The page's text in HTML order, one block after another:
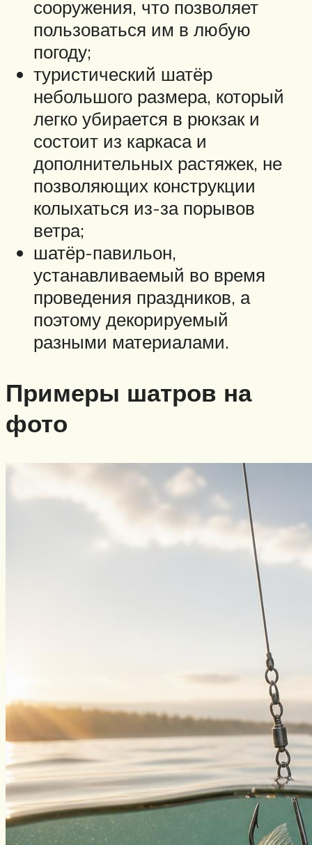
сооружения, что позволяет
пользоваться им в любую
погоду;
туристический шатёр
небольшого размера, который
легко убирается в рюкзак и
состоит из каркаса и
дополнительных растяжек, не
позволяющих конструкции
колыхаться из-за порывов
ветра;
шатёр-павильон,
устанавливаемый во время
проведения праздников, а
поэтому декорируемый
разными материалами.
Примеры шатров на
фото